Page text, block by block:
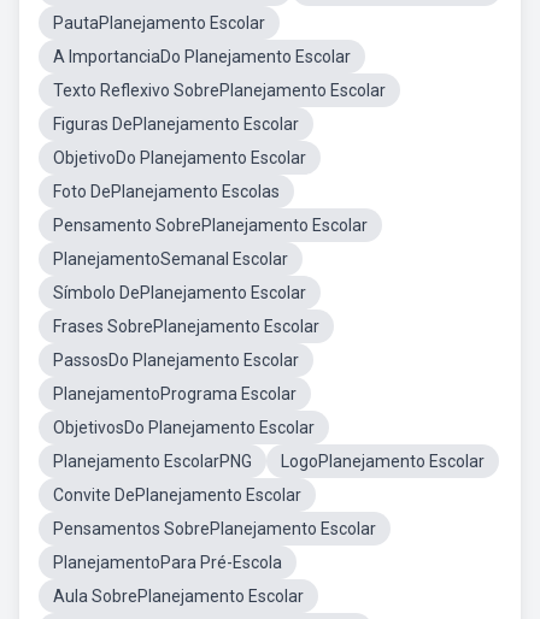
PautaPlanejamento Escolar
A ImportanciaDo Planejamento Escolar
Texto Reflexivo SobrePlanejamento Escolar
Figuras DePlanejamento Escolar
ObjetivoDo Planejamento Escolar
Foto DePlanejamento Escolas
Pensamento SobrePlanejamento Escolar
PlanejamentoSemanal Escolar
Símbolo DePlanejamento Escolar
Frases SobrePlanejamento Escolar
PassosDo Planejamento Escolar
PlanejamentoPrograma Escolar
ObjetivosDo Planejamento Escolar
Planejamento EscolarPNG
LogoPlanejamento Escolar
Convite DePlanejamento Escolar
Pensamentos SobrePlanejamento Escolar
PlanejamentoPara Pré-Escola
Aula SobrePlanejamento Escolar